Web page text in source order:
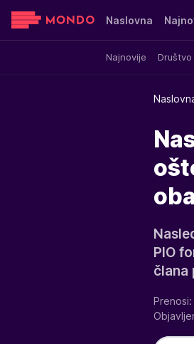
Naslovna
Najnovije Društvo
Sensa Stvar
PIO
člana
Prenosi: